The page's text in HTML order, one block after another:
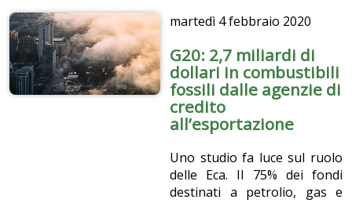
martedì 4 febbraio 2020
G20: 2,7 miliardi di
dollari in combustibili
fossili dalle agenzie di
credito
all’esportazione
Uno studio fa luce sul ruolo
delle Eca. Il 75% dei fondi
destinati a petrolio, gas e